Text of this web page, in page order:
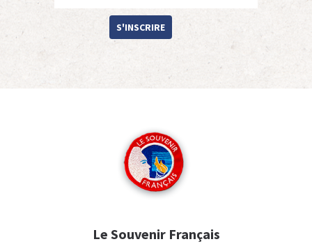
S'INSCRIRE
Le Souvenir Français